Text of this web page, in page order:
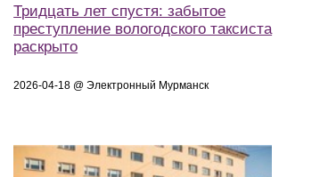
Тридцать лет спустя: забытое
преступление вологодского таксиста
раскрыто
2026-04-18 @ Электронный Мурманск